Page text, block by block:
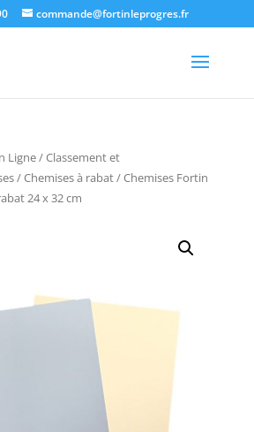
commande@fortinleprogres.fr
Ligne/Classement et
/Chemises à rabat/ Chemises Fortin
24 x 32 cm